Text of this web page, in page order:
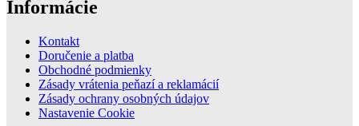
Informácie
Kontakt
Doručenie a platba
Obchodné podmienky
Zásady vrátenia peňazí a reklamácií
Zásady ochrany osobných údajov
Nastavenie Cookie